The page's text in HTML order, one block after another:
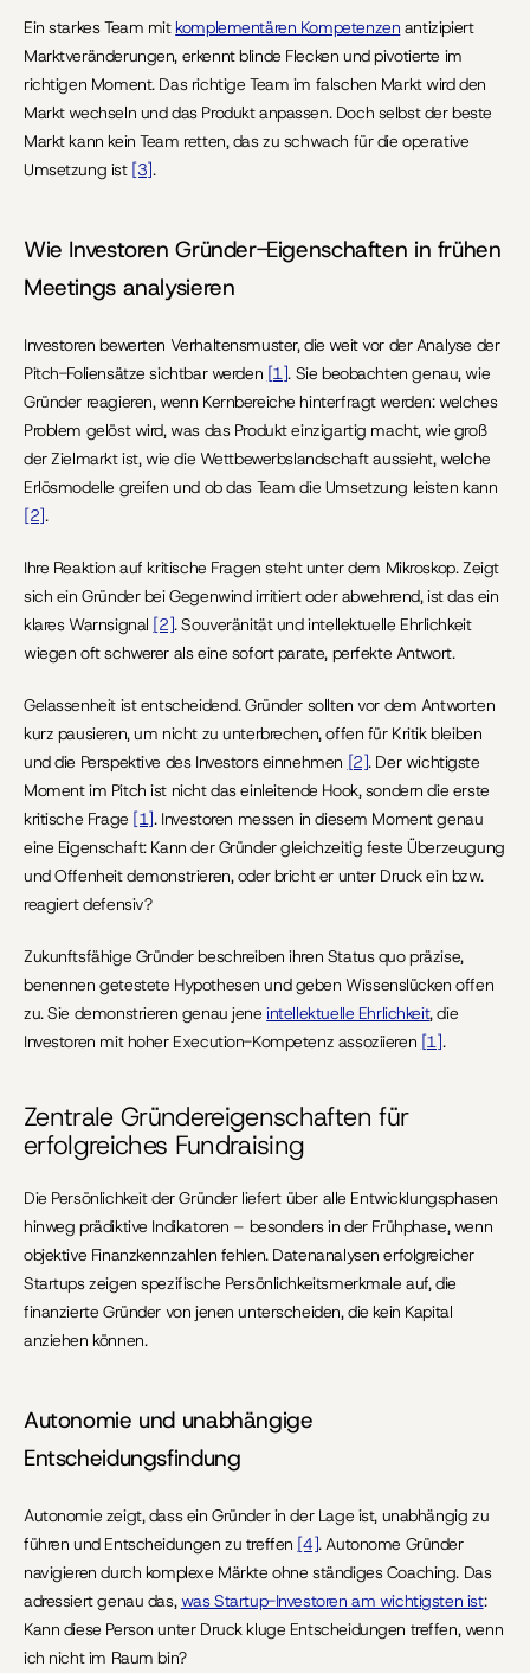
Ein starkes Team mit komplementären Kompetenzen antizipiert
Marktveränderungen, erkennt blinde Flecken und pivotierte im
richtigen Moment. Das richtige Team im falschen Markt wird den
Markt wechseln und das Produkt anpassen. Doch selbst der beste
Markt kann kein Team retten, das zu schwach für die operative
Umsetzung ist [3].
Wie Investoren Gründer-Eigenschaften in frühen
Meetings analysieren
Investoren bewerten Verhaltensmuster, die weit vor der Analyse der
Pitch-Foliensätze sichtbar werden [1]. Sie beobachten genau, wie
Gründer reagieren, wenn Kernbereiche hinterfragt werden: welches
Problem gelöst wird, was das Produkt einzigartig macht, wie groß
der Zielmarkt ist, wie die Wettbewerbslandschaft aussieht, welche
[2].
Ihre Reaktion auf kritische Fragen steht unter dem Mikroskop. Zeigt
sich ein Gründer bei Gegenwind irritiert oder abwehrend, ist das ein
klares Warnsignal [2]. Souveränität und intellektuelle Ehrlichkeit
wiegen oft schwerer als eine sofort parate, perfekte Antwort.
Gelassenheit ist entscheidend. Gründer sollten vor dem Antworten
kurz pausieren, um nicht zu unterbrechen, offen für Kritik bleiben
und die Perspektive des Investors einnehmen [2]. Der wichtigste
Moment im Pitch ist nicht das einleitende Hook, sondern die erste
kritische Frage [1]. Investoren messen in diesem Moment genau
eine Eigenschaft: Kann der Gründer gleichzeitig feste Überzeugung
und Offenheit demonstrieren, oder bricht er unter Druck ein bzw.
reagiert defensiv?
Zukunftsfähige Gründer beschreiben ihren Status quo präzise,
benennen getestete Hypothesen und geben Wissenslücken offen
zu. Sie demonstrieren genau jene intellektuelle Ehrlichkeit, die
Investoren mit hoher Execution-Kompetenz assoziieren [1].
Zentrale Gründereigenschaften für
erfolgreiches Fundraising
Die Persönlichkeit der Gründer liefert über alle Entwicklungsphasen
hinweg prädiktive Indikatoren – besonders in der Frühphase, wenn
objektive Finanzkennzahlen fehlen. Datenanalysen erfolgreicher
Startups zeigen spezifische Persönlichkeitsmerkmale auf, die
finanzierte Gründer von jenen unterscheiden, die kein Kapital
anziehen können.
Autonomie und unabhängige
Entscheidungsfindung
Autonomie zeigt, dass ein Gründer in der Lage ist, unabhängig zu
führen und Entscheidungen zu treffen [4]. Autonome Gründer
navigieren durch komplexe Märkte ohne ständiges Coaching. Das
adressiert genau das, was Startup-Investoren am wichtigsten ist:
Kann diese Person unter Druck kluge Entscheidungen treffen, wenn
ich nicht im Raum bin?